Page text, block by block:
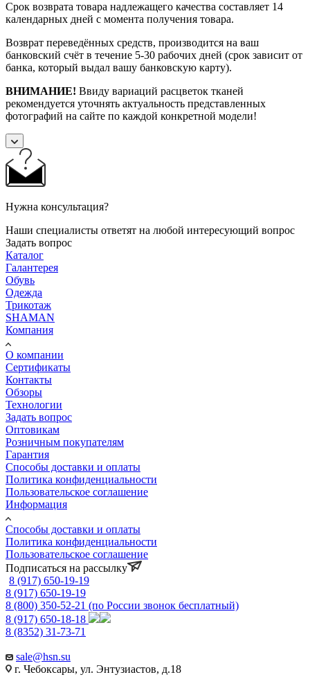
Срок возврата товара надлежащего качества составляет 14
календарных дней с момента получения товара.
Возврат переведённых средств, производится на ваш
банковский счёт в течение 5-30 рабочих дней (срок зависит от
банка, который выдал вашу банковскую карту).
ВНИМАНИЕ! Ввиду вариаций расцветок тканей
рекомендуется уточнять актуальность представленных
фотографий на сайте по каждой конкретной модели!
Нужна консультация?
Наши специалисты ответят на любой интересующий вопрос
Задать вопрос
Каталог
Галантерея
Обувь
Одежда
Трикотаж
SHAMAN
Компания
О компании
Сертификаты
Контакты
Обзоры
Технологии
Задать вопрос
Оптовикам
Розничным покупателям
Гарантия
Способы доставки и оплаты
Политика конфиденциальности
Пользовательское соглашение
Информация
Способы доставки и оплаты
Политика конфиденциальности
Пользовательское соглашение
Подписаться на рассылку
8 (917) 650-19-19
8 (917) 650-19-19
8 (800) 350-52-21 (по России звонок бесплатный)
8 (917) 650-18-18
8 (8352) 31-73-71
sale@hsn.su
г. Чебоксары, ул. Энтузиастов, д.18